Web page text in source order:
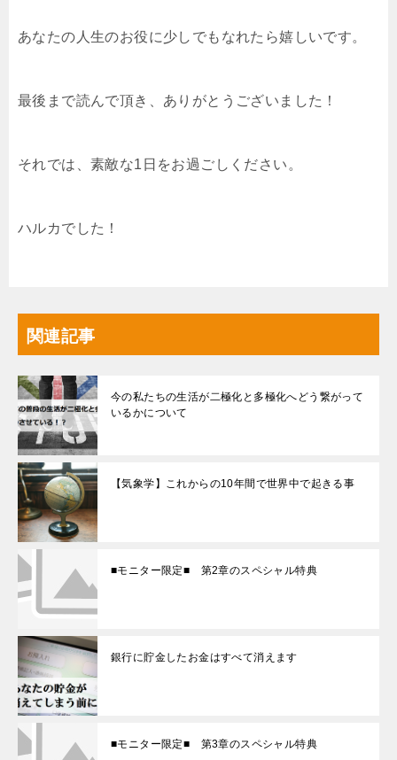
あなたの人生のお役に少しでもなれたら嬉しいです。
最後まで読んで頂き、ありがとうございました！
それでは、素敵な1日をお過ごしください。
ハルカでした！
関連記事
今の私たちの生活が二極化と多極化へどう繋がって
いるかについて
【気象学】これからの10年間で世界中で起きる事
■モニター限定■ 第2章のスペシャル特典
銀行に貯金したお金はすべて消えます
■モニター限定■ 第3章のスペシャル特典